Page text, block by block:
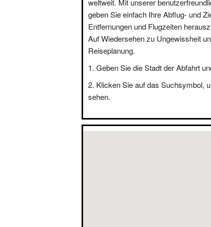
weltweit. Mit unserer
geben Sie einfach Ihre Abflug- und
Entfernungen und Flugzeiten
Auf Wiedersehen zu Ungewissheit
Reiseplanung.
Geben Sie die Stadt der Abfahrt
Klicken Sie auf das Suchsymbol,
sehen.